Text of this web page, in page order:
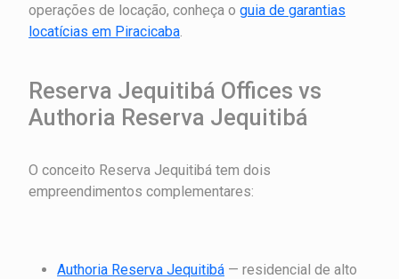
operações de locação, conheça o guia de garantias
locatícias em Piracicaba.
Reserva Jequitibá Offices vs
Authoria Reserva Jequitibá
O conceito Reserva Jequitibá tem dois
empreendimentos complementares:
Authoria Reserva Jequitibá — residencial de alto